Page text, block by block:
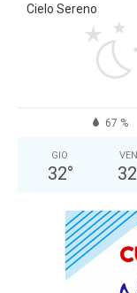
Cielo Sereno
67 %
GIO
32°
VEN
32